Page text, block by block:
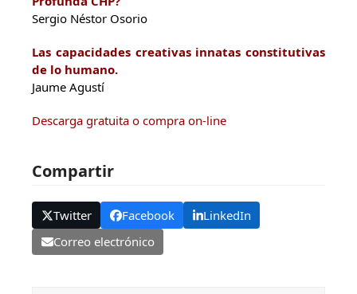
Sergio Néstor Osorio
Las capacidades creativas innatas constitutivas
de lo humano.
Jaume Agustí
Descarga gratuita o compra on-line
Compartir
Twitter Facebook
LinkedIn
Correo electrónico